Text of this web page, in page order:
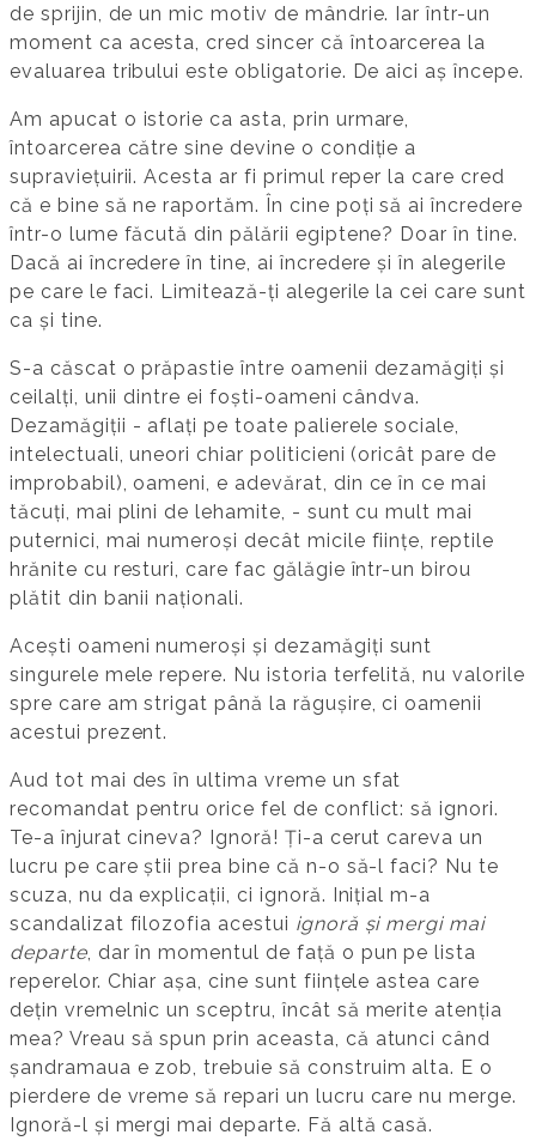
de sprijin, de un mic motiv de mândrie. Iar într-un
moment ca acesta, cred sincer că întoarcerea la
evaluarea tribului este obligatorie. De aici aș începe.
Am apucat o istorie ca asta, prin urmare,
întoarcerea către sine devine o condiție a
supraviețuirii. Acesta ar fi primul reper la care cred
că e bine să ne raportăm. În cine poți să ai încredere
într-o lume făcută din pălării egiptene? Doar în tine.
Dacă ai încredere în tine, ai încredere și în alegerile
pe care le faci. Limitează-ți alegerile la cei care sunt
ca și tine.
S-a căscat o prăpastie între oamenii dezamăgiți și
ceilalți, unii dintre ei foști-oameni cândva.
Dezamăgiții - aflați pe toate palierele sociale,
intelectuali, uneori chiar politicieni (oricât pare de
improbabil), oameni, e adevărat, din ce în ce mai
tăcuți, mai plini de lehamite, - sunt cu mult mai
puternici, mai numeroși decât micile ființe, reptile
hrănite cu resturi, care fac gălăgie într-un birou
plătit din banii naționali.
Acești oameni numeroși și dezamăgiți sunt
singurele mele repere. Nu istoria terfelită, nu valorile
spre care am strigat până la răgușire, ci oamenii
acestui prezent.
Aud tot mai des în ultima vreme un sfat
recomandat pentru orice fel de conflict: să ignori.
Te-a înjurat cineva? Ignoră! Ți-a cerut careva un
lucru pe care știi prea bine că n-o să-l faci? Nu te
scuza, nu da explicații, ci ignoră. Inițial m-a
scandalizat filozofia acestui ignoră și mergi mai
departe, dar în momentul de față o pun pe lista
reperelor. Chiar așa, cine sunt ființele astea care
dețin vremelnic un sceptru, încât să merite atenția
mea? Vreau să spun prin aceasta, că atunci când
șandramaua e zob, trebuie să construim alta. E o
pierdere de vreme să repari un lucru care nu merge.
Ignoră-l și mergi mai departe. Fă altă casă.